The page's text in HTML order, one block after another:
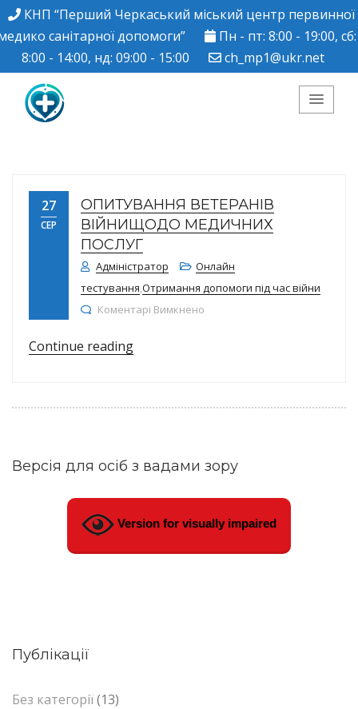
КНП “Перший Черкаський міський центр первинної
санітарної допомоги”
Пн - пт: 8:00 - 19:00, сб:
8:00 - 14:00, нд: 09:00 - 15:00
ch_mp1@ukr.net
Черкаський міський
центр ПМСД"
27
СЕР
ОПИТУВАННЯ ВЕТЕРАНІВ
ВІЙНИЩОДО МЕДИЧНИХ
ПОСЛУГ
Адміністратор
Онлайн
тестування,Отримання допомоги під час війни
Коментарі Вимкнено
Continue reading“ОПИТУВАННЯ ВЕТЕРАНІВ
Версія для осіб з вадами зору
Version for visually impaired
Публікації
Без категорії(13)